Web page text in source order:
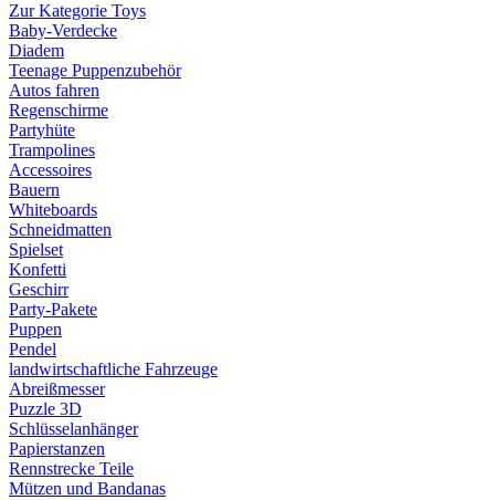
Zur Kategorie Toys
Baby-Verdecke
Diadem
Teenage Puppenzubehör
Autos fahren
Regenschirme
Partyhüte
Trampolines
Accessoires
Bauern
Whiteboards
Schneidmatten
Spielset
Konfetti
Geschirr
Party-Pakete
Puppen
Pendel
landwirtschaftliche Fahrzeuge
Abreißmesser
Puzzle 3D
Schlüsselanhänger
Papierstanzen
Rennstrecke Teile
Mützen und Bandanas